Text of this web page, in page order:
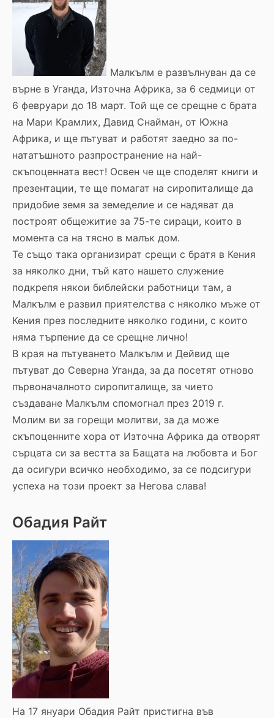
Малкълм е развълнуван да се
върне в Уганда, Източна Африка, за 6 седмици от
6 февруари до 18 март. Той ще се срещне с брата
на Мари Крамлих, Давид Снайман, от Южна
Африка, и ще пътуват и работят заедно за по-
нататъшното разпространение на най-
скъпоценната вест! Освен че ще споделят книги и
презентации, те ще помагат на сиропиталище да
придобие земя за земеделие и се надяват да
построят общежитие за 75-те сираци, които в
момента са на тясно в малък дом.
Те също така организират срещи с братя в Кения
за няколко дни, тъй като нашето служение
подкрепя някои библейски работници там, а
Малкълм е развил приятелства с няколко мъже от
Кения през последните няколко години, с които
няма търпение да се срещне лично!
В края на пътуването Малкълм и Дейвид ще
пътуват до Северна Уганда, за да посетят отново
първоначалното сиропиталище, за чието
създаване Малкълм спомогнал през 2019 г.
Молим ви за горещи молитви, за да може
скъпоценните хора от Източна Африка да отворят
сърцата си за вестта за Бащата на любовта и Бог
да осигури всичко необходимо, за се подсигури
успеха на този проект за Негова слава!
Обадия Райт
На 17 януари Обадия Райт пристигна във